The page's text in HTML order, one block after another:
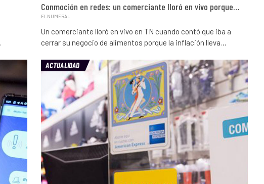
Conmoción en redes: un comerciante lloró en vivo porque…
ELNUMERAL
Un comerciante lloró en vivo en TN cuando contó que iba a
cerrar su negocio de alimentos porque la inflación lleva…
ACTUALIDAD